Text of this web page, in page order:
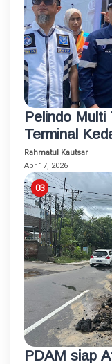
Pelindo Multi
Terminal
Program
Rahmatul Kautsar
Apr 17, 2026
PDAM siap